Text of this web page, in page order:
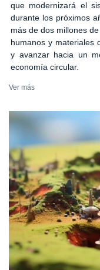
que modernizará el
durante los próximos
más de dos millones
humanos y materiales
y avanzar hacia un
economía circular.
Ver más